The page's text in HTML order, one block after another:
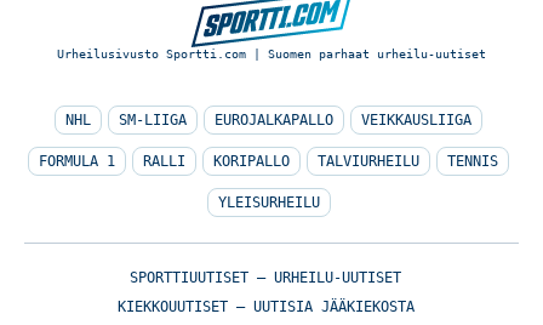
Urheilusivusto Sportti.com | Suomen parhaat urheilu-uutiset
NHL SM-LIIGA EUROJALKAPALLO VEIKKAUSLIIGA
FORMULA 1 RALLI KORIPALLO TALVIURHEILU TENNIS
YLEISURHEILU
SPORTTIUUTISET – URHEILU-UUTISET
KIEKKOUUTISET – UUTISIA JÄÄKIEKOSTA